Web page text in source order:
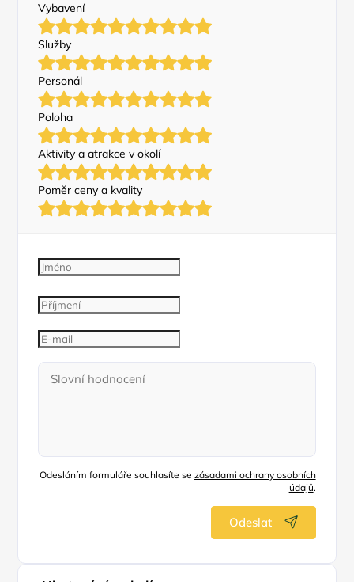
Vybavení
Služby
Personál
Poloha
Aktivity a atrakce v okolí
Poměr ceny a kvality
Odesláním formuláře souhlasíte se zásadami ochrany osobních
údajů.
Odeslat